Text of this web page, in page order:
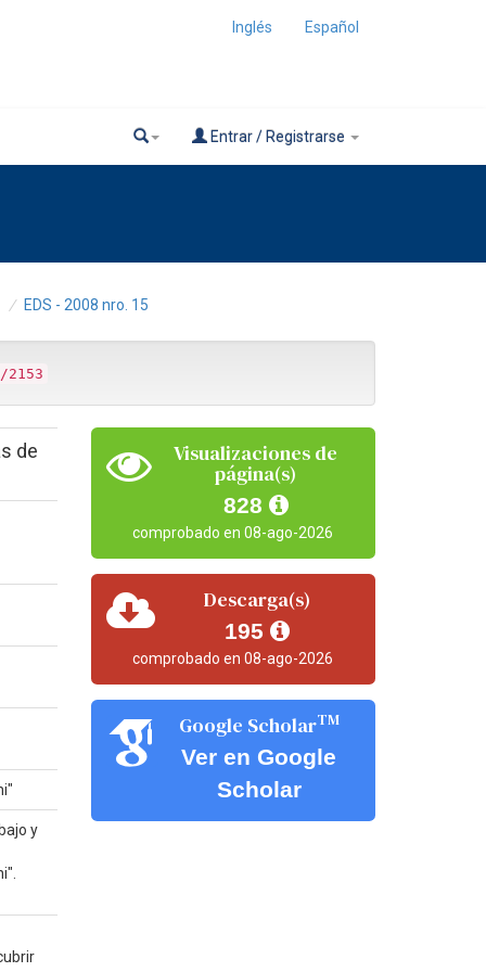
Inglés Español
Entrar / Registrarse
EDS - 2008 nro. 15
de
y
Visualizaciones de
página(s)
828
comprobado en 08-ago-2026
Descarga(s)
195
comprobado en 08-ago-2026
Google ScholarTM
Ver en Google
Scholar